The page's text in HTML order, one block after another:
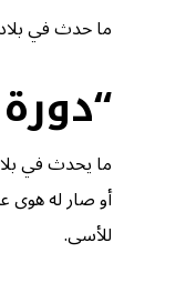
ما حدث في
ما يحدث في
أو صار له هوى
للأسى.